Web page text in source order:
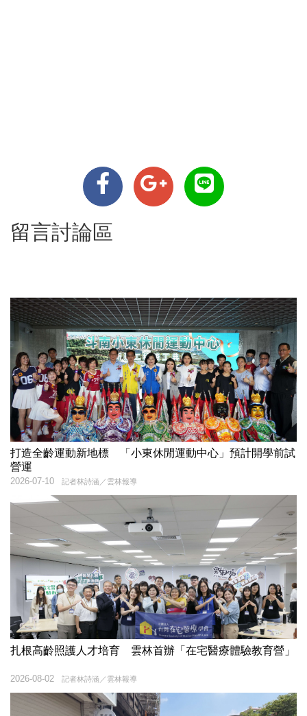
留言討論區
打造全齡運動新地標 「小東休閒運動中心」預計開學前試
營運
記者林詩涵／雲林報導
2026-07-10
扎根高齡照護人才培育 雲林首辦「在宅醫療體驗教育營」
記者林詩涵／雲林報導
2026-08-02